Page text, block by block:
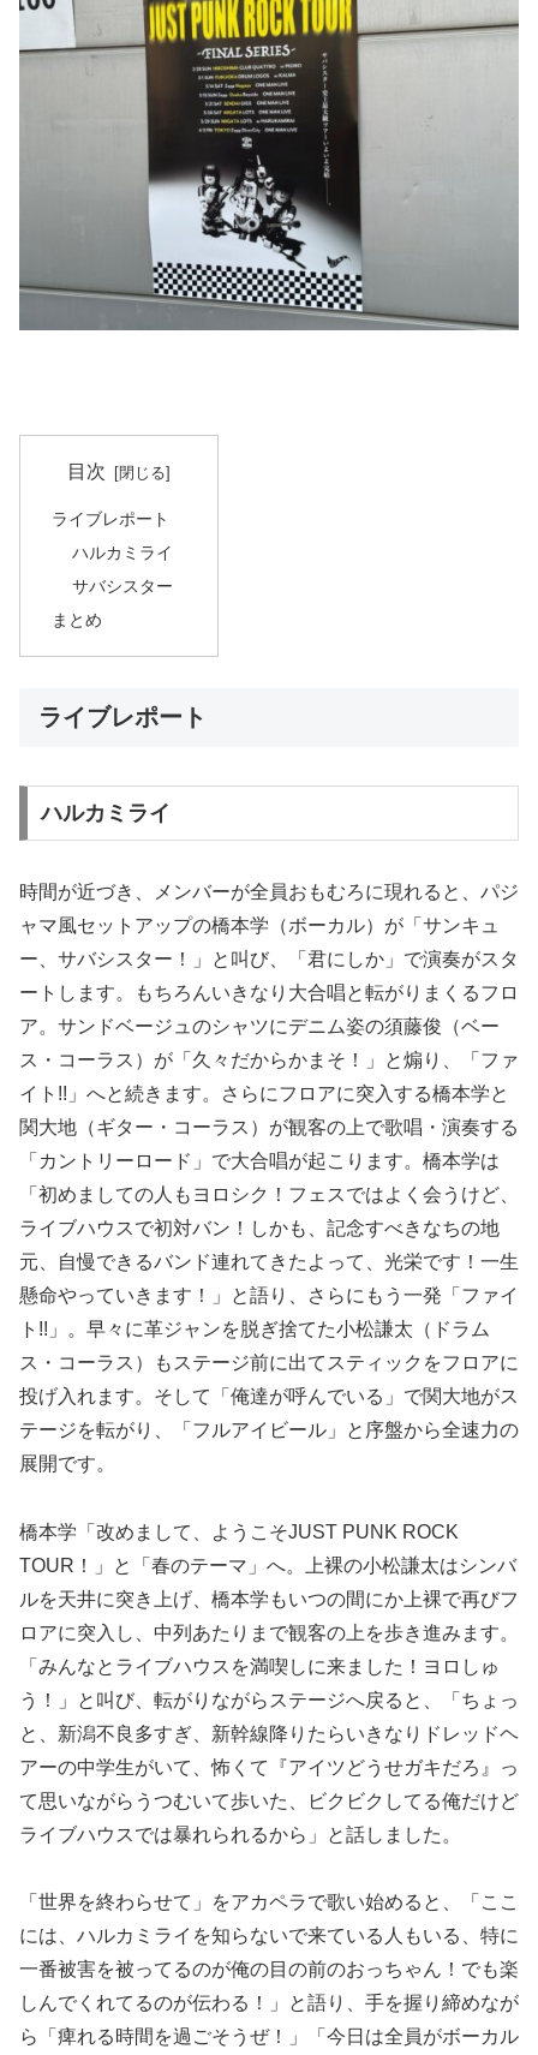
目次
ライブレポート
ハルカミライ
サバシスター
まとめ
ライブレポート
ハルカミライ
時間が近づき、メンバーが全員おもむろに現れると、パジ
ャマ風セットアップの橋本学（ボーカル）が「サンキュ
ー、サバシスター！」と叫び、「君にしか」で演奏がスタ
ートします。もちろんいきなり大合唱と転がりまくるフロ
ア。サンドベージュのシャツにデニム姿の須藤俊（ベー
ス・コーラス）が「久々だからかまそ！」と煽り、「ファ
イト!!」へと続きます。さらにフロアに突入する橋本学と
関大地（ギター・コーラス）が観客の上で歌唱・演奏する
「カントリーロード」で大合唱が起こります。橋本学は
「初めましての人もヨロシク！フェスではよく会うけど、
ライブハウスで初対バン！しかも、記念すべきなちの地
元、自慢できるバンド連れてきたよって、光栄です！一生
懸命やっていきます！」と語り、さらにもう一発「ファイ
ト!!」。早々に革ジャンを脱ぎ捨てた小松謙太（ドラム
ス・コーラス）もステージ前に出てスティックをフロアに
投げ入れます。そして「俺達が呼んでいる」で関大地がス
テージを転がり、「フルアイビール」と序盤から全速力の
展開です。
橋本学「改めまして、ようこそJUST PUNK ROCK
TOUR！」と「春のテーマ」へ。上裸の小松謙太はシンバ
ルを天井に突き上げ、橋本学もいつの間にか上裸で再びフ
ロアに突入し、中列あたりまで観客の上を歩き進みます。
「みんなとライブハウスを満喫しに来ました！ヨロしゅ
う！」と叫び、転がりながらステージへ戻ると、「ちょっ
と、新潟不良多すぎ、新幹線降りたらいきなりドレッドヘ
アーの中学生がいて、怖くて『アイツどうせガキだろ』っ
て思いながらうつむいて歩いた、ビクビクしてる俺だけど
ライブハウスでは暴れられるから」と話しました。
「世界を終わらせて」をアカペラで歌い始めると、「ここ
には、ハルカミライを知らないで来ている人もいる、特に
一番被害を被ってるのが俺の目の前のおっちゃん！でも楽
しんでくれてるのが伝わる！」と語り、手を握り締めなが
ら「痺れる時間を過ごそうぜ！」「今日は全員がボーカル